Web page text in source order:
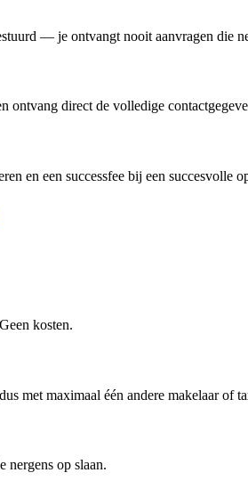
— je ontvangt nooit aanvragen die
ontvang direct de volledige
en een successfee bij een succesvolle
kosten.
met maximaal één andere makelaar of
nergens op slaan.